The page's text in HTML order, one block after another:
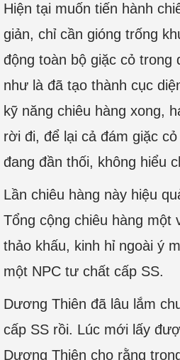
Hiện tại muốn tiến hành
giản, chỉ cần gióng trống
động toàn bộ giặc cỏ trong
như là đã tạo thành cục
kỹ năng chiêu hàng xong,
rời đi, để lại cả đám giặc
đang đần thối, không hiểu
Lần chiêu hàng này hiệu
Tổng cộng chiêu hàng một
thảo khấu, kinh hỉ ngoài ý
một NPC tư chất cấp SS.
Dương Thiên đã lâu lắm
cấp SS rồi. Lúc mới lấy
Dương Thiên cho rằng